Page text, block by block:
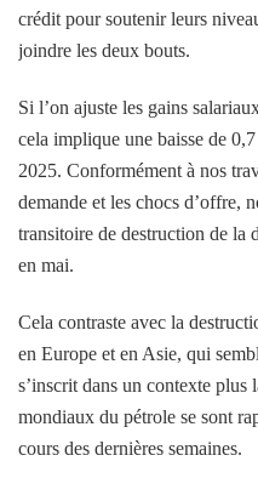
crédit pour soutenir leurs
joindre les deux bouts.
Si l’on ajuste les gains
cela implique une baisse de
2025. Conformément à nos
demande et les chocs d’offre,
transitoire de destruction de la
en mai.
Cela contraste avec la
en Europe et en Asie, qui
s’inscrit dans un contexte
mondiaux du pétrole se sont
cours des dernières semaines.